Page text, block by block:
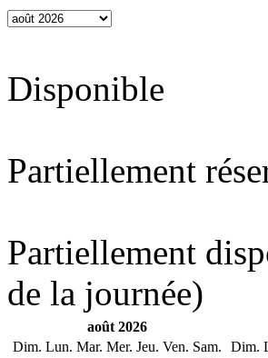
Disponible
Partiellement
Partiellement
de la journée)
août 2026
Dim. Lun. Mar. Mer. Jeu. Ven. Sam.
Dim.